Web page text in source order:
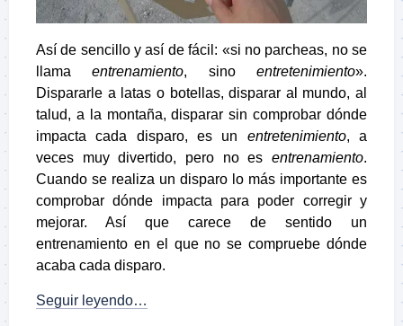
Así de sencillo y así de fácil: «si no parcheas, no se
llamaentrenamiento, sinoentretenimiento».
Dispararle a latas o botellas, disparar al mundo, al
talud, a la montaña, disparar sin comprobar dónde
impacta cada disparo, es un entretenimiento, a
veces muy divertido, pero no es entrenamiento.
Cuando se realiza un disparo lo más importante es
comprobar dónde impacta para poder corregir y
mejorar. Así que carece de sentido un
entrenamiento en el que no se compruebe dónde
acaba cada disparo.
Seguir leyendo…